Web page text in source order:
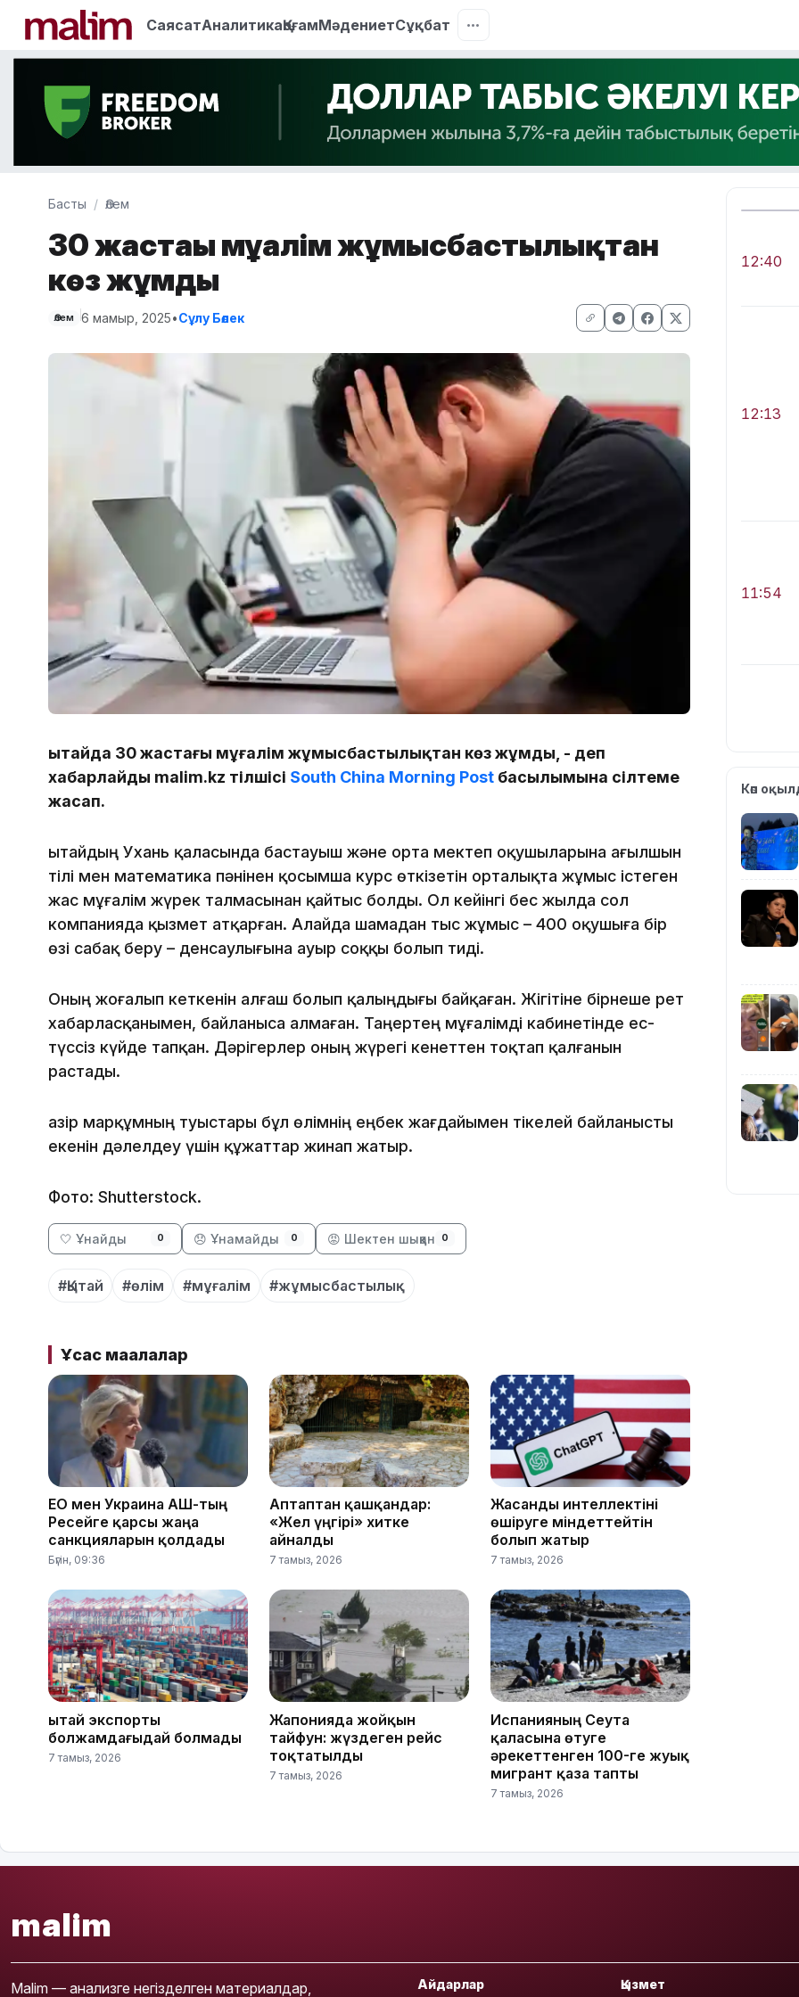
СаясатАналитикаҚоғамМәдениетСұқбат
Басты Әлем
30 жастағы мұғалім жұмысбастылықтан
көз жұмды
Әлем 6 мамыр, 2025•Сұлу Бөлек
Қытайда 30 жастағы мұғалім жұмысбастылықтан көз жұмды, - деп
хабарлайды malim.kz тілшісі South China Morning Post басылымына сілтеме
жасап.
Қытайдың Ухань қаласында бастауыш және орта мектеп оқушыларына ағылшын
тілі мен математика пәнінен қосымша курс өткізетін орталықта жұмыс істеген
жас мұғалім жүрек талмасынан қайтыс болды. Ол кейінгі бес жылда сол
компанияда қызмет атқарған. Алайда шамадан тыс жұмыс – 400 оқушыға бір
өзі сабақ беру – денсаулығына ауыр соққы болып тиді.
Оның жоғалып кеткенін алғаш болып қалыңдығы байқаған. Жігітіне бірнеше рет
хабарласқанымен, байланыса алмаған. Таңертең мұғалімді кабинетінде ес-
түссіз күйде тапқан. Дәрігерлер оның жүрегі кенеттен тоқтап қалғанын
растады.
Қазір марқұмның туыстары бұл өлімнің еңбек жағдайымен тікелей байланысты
екенін дәлелдеу үшін құжаттар жинап жатыр.
Фото: Shutterstock.
🤍 Ұнайды 0 😞 Ұнамайды 0 😡 Шектен шыққан 0
#Қытай #өлім #мұғалім #жұмысбастылық
Ұқсас мақалалар
ЕО мен Украина АҚШ-тың
Ресейге қарсы жаңа
санкцияларын қолдады
Бүгін, 09:36
Аптаптан қашқандар:
«Жел үңгірі» хитке
айналды
7 тамыз, 2026
Жасанды интеллектіні
өшіруге міндеттейтін
болып жатыр
7 тамыз, 2026
Қытай экспорты
болжамдағыдай болмады
7 тамыз, 2026
Жапонияда жойқын
тайфун: жүздеген рейс
тоқтатылды
7 тамыз, 2026
Испанияның Сеута
қаласына өтуге
әрекеттенген 100-ге жуық
мигрант қаза тапты
7 тамыз, 2026
12:40
12:13
11:54
09:36
Көп
malim
Malim — анализге негізделген материалдар, Айдарлар Қызмет